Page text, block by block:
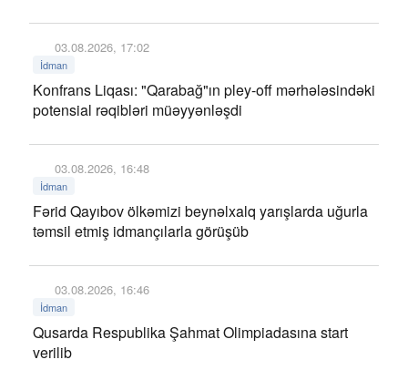
03.08.2026, 17:02
İdman
Konfrans Liqası: "Qarabağ"ın pley-off mərhələsindəki
potensial rəqibləri müəyyənləşdi
03.08.2026, 16:48
İdman
Fərid Qayıbov ölkəmizi beynəlxalq yarışlarda uğurla
təmsil etmiş idmançılarla görüşüb
03.08.2026, 16:46
İdman
Qusarda Respublika Şahmat Olimpiadasına start
verilib